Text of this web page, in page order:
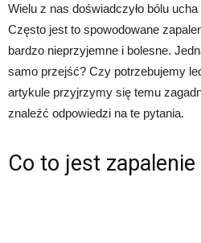
Wielu z nas doświadczyło bólu
Często jest to spowodowane
bardzo nieprzyjemne i bolesne.
samo przejść? Czy potrzebujemy
artykule przyjrzymy się temu
znaleźć odpowiedzi na te pytania.
Co to jest zapalenie